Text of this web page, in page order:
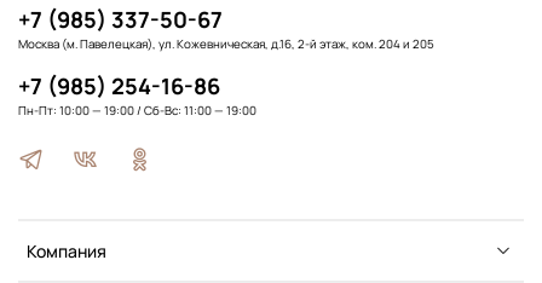
Компания
+7 (985) 337-50-67
Москва (м. Павелецкая), ул. Кожевническая, д.16, 2-й этаж, ком. 204 и 205
+7 (985) 254-16-86
Пн-Пт: 10:00 — 19:00 / Сб-Вс: 11:00 — 19:00